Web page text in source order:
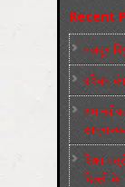
Recent
मज़दूर
पश्चिम
शिक्षा
दिल्ली के